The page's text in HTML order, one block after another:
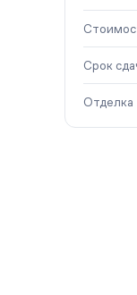
Срок
Отделка